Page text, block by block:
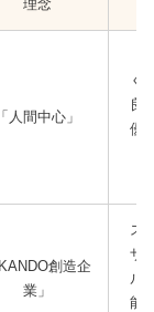
理念
「人間中心」
く
良
優
KANDO創造企
業」
ス
ザ
ル
能